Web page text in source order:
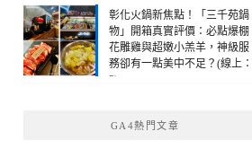
彰化火鍋新焦點！「三千苑鍋
物」開箱真實評價：必點爆棚
花雕雞與超嫩小羔羊，神級服
務卻有一點美中不足？(線上：
3)
GA4熱門文章